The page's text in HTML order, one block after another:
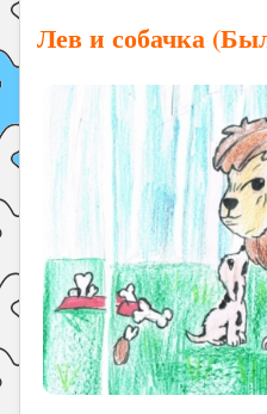
Лев и собачка